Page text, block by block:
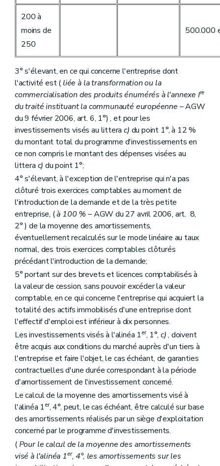
200 à
moins de
250
500.000
3° s'élevant, en ce qui concerne l'entreprise dont
l'activité est ( liée à la transformation ou la
commercialisation des produits énumérés à l'annexe Ire
du traité instituant la communauté européenne – AGW
du 9 février 2006, art. 6, 1°) , et pour les
investissements visés au litterac) du point 1°, à 12 %
du montant total du programme d'investissements en
ce non compris le montant des dépenses visées au
littera c) du point 1°;
4° s'élevant, à l'exception de l'entreprise qui n'a pas
clôturé trois exercices comptables au moment de
l'introduction de la demande et de la très petite
entreprise, (à 100 % – AGW du 27 avril 2006, art. 8,
2° ) de la moyenne des amortissements,
éventuellement recalculés sur le mode linéaire au taux
normal, des trois exercices comptables clôturés
précédant l'introduction de la demande;
5° portant sur des brevets et licences comptabilisés à
la valeur de cession, sans pouvoir excéder la valeur
comptable, en ce qui concerne l'entreprise qui acquiert la
totalité des actifs immobilisés d'une entreprise dont
l'effectif d'emploi est inférieur à dix personnes.
Les investissements visés à l'alinéa 1er, 1°, c), doivent
être acquis aux conditions du marché auprès d'un tiers à
l'entreprise et faire l'objet, le cas échéant, de garanties
contractuelles d'une durée correspondant à la période
d'amortissement de l'investissement concerné.
Le calcul de la moyenne des amortissements visé à
l'alinéa 1er, 4°, peut, le cas échéant, être calculé sur base
des amortissements réalisés par un siège d'exploitation
concerné par le programme d'investissements.
(Pour le calcul de la moyenne des amortissements
visé à l'alinéa 1er, 4°, les amortissements sur les